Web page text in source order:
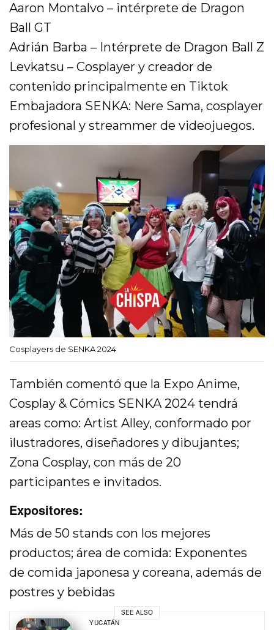
Aaron Montalvo – intérprete de Dragon
Ball GT
Adrián Barba – Intérprete de Dragon Ball Z
Levkatsu – Cosplayer y creador de
contenido principalmente en Tiktok
Embajadora SENKA: Nere Sama, cosplayer
profesional y streammer de videojuegos.
Cosplayers de SENKA 2024
También comentó que la Expo Anime,
Cosplay & Cómics SENKA 2024 tendrá
areas como: Artist Alley, conformado por
ilustradores, diseñadores y dibujantes;
Zona Cosplay, con más de 20
participantes e invitados.
Expositores:
Más de 50 stands con los mejores
productos; área de comida: Exponentes
de comida japonesa y coreana, además de
postres y bebidas
SEE ALSO
YUCATÁN